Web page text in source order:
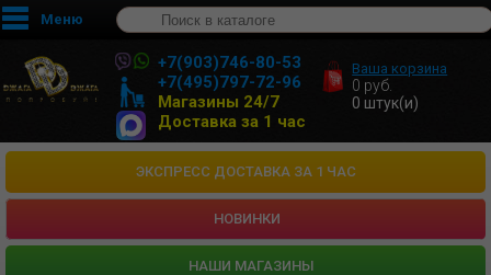
Меню
+7(903)746-80-53
+7(495)797-72-96
Магазины 24/7
Доставка за 1 час
Ваша корзина
0 руб.
0 штук(и)
ЭКСПРЕСС ДОСТАВКА ЗА 1 ЧАС
НОВИНКИ
HАШИ МАГАЗИНЫ